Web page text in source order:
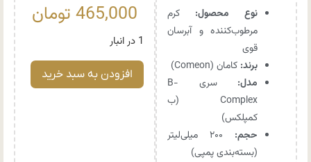
نوع محصول: کرم
مرطوب‌کننده و آبرسان
قوی
برند: کامان (Comeon)
مدل:
سری B-
Complex (ب
کمپلکس)
حجم:
۲۰۰ میلی‌لیتر
(بسته‌بندی پمپی)
465,000 تومان
1 در انبار
افزودن به سبد خرید